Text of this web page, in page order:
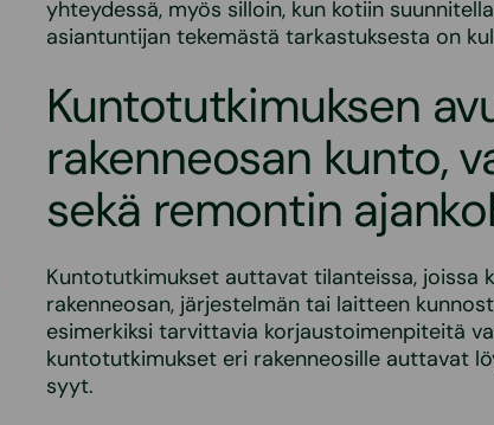
yhteydessä, myös silloin, kun kotiin
asiantuntijan tekemästä tarkastuksesta on
Kuntotutkimuksen
rakenneosan kunto,
sekä remontin
Kuntotutkimukset auttavat tilanteissa, joissa
rakenneosan, järjestelmän tai laitteen
esimerkiksi tarvittavia korjaustoimenpiteitä
kuntotutkimukset eri rakenneosille auttavat
syyt.